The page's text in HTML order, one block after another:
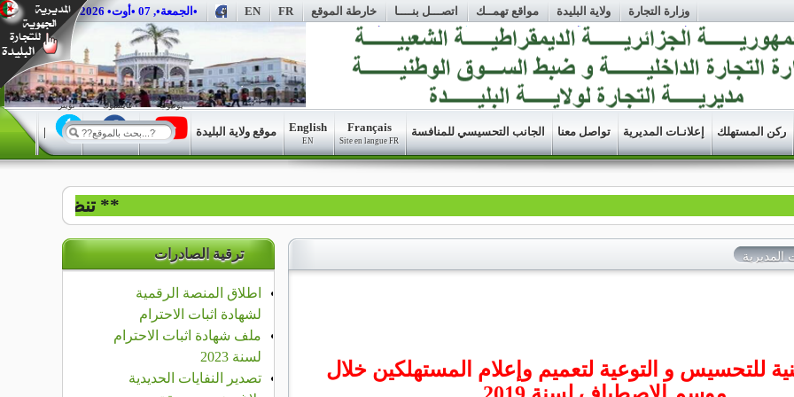
••الجمعة•, 07 •أوت• 2026• ف EN FR خارطة الموقع اتصـــل بنــــا مواقع تهمــك ولاية البليدة وزارة التجارة
ركن المستهلك إعلانـات المديرية تواصل معنا الجانب التحسيسي للمنافسة Français
Site en langue FR
English
EN
موقع ولاية البليدة
يوتيوب فايسبوك
|
تويتر
|
** تنظم وزارة التجارة الداخلية و ضبط السوق الوطنية ابتداءا من 17 ديسمبر 2025
للتحسيس و التوعية لتعميم وإعلام المستهلكين خلال
ترقية الصادرات
اطلاق المنصة الرقمية
لشهادة اثبات الاحترام
ملف شهادة اثبات الاحترام
لسنة 2023
تصدير النفايات الحديدية